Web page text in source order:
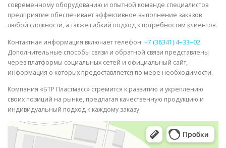
современному оборудованию и опытной команде специалистов
предприятие обеспечивает эффективное выполнение заказов
любой сложности, а также гибкий подход к потребностям клиентов.
Контактная информация включает телефон: +7 (38341) 4‒33‒02.
Дополнительные способы связи и обратной связи представлены
через платформы социальных сетей и официальный сайт,
информация о которых предоставляется по мере необходимости.
Компания «БТР Пластмасс» стремится к развитию и укреплению
своих позиций на рынке, предлагая качественную продукцию и
индивидуальный подход к каждому заказу.